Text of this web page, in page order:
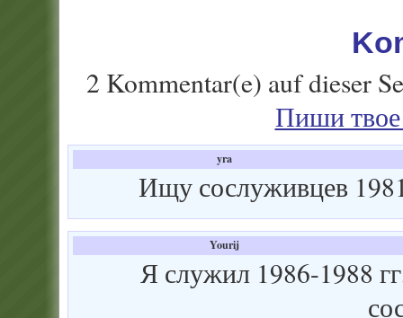
2 Kommentar(e) auf dieser
Пиши твое
yra
Ищу сослуживцев
Yourij
Я служил 1986-1988